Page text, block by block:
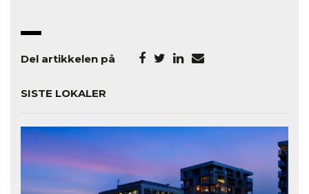
Del artikkelen på
SISTE LOKALER